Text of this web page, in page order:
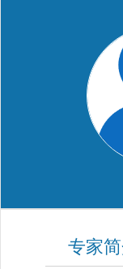
专家